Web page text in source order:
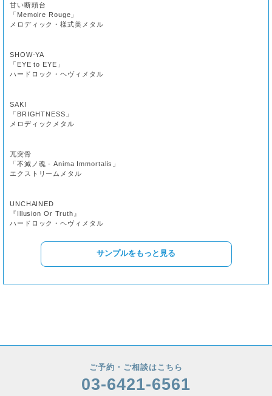
甘い断頭台
「Memoire Rouge」
メロディック・様式美メタル
SHOW-YA
「EYE to EYE」
ハードロック・ヘヴィメタル
SAKI
「BRIGHTNESS」
メロディックメタル
兀突骨
「不滅ノ魂 - Anima Immortalis」
エクストリームメタル
UNCHAINED
『Illusion Or Truth』
ハードロック・ヘヴィメタル
サンプルをもっと見る
ご予約・ご相談はこちら
03-6421-6561